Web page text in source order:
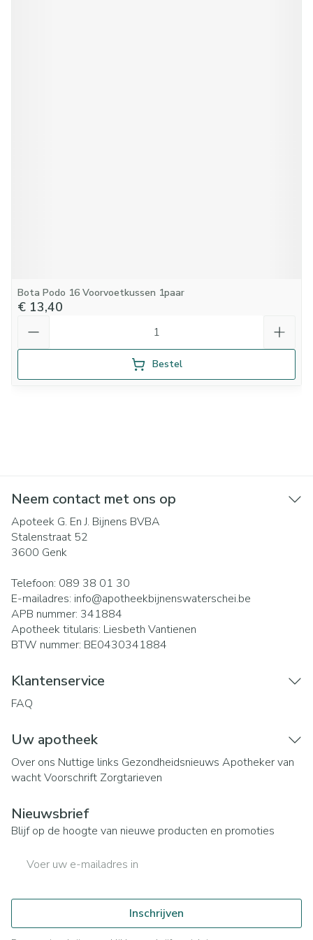
Bota Podo 16 Voorvoetkussen 1paar
€ 13,40
Bestel
Neem contact met ons op
Apoteek G. En J. Bijnens BVBA
Stalenstraat 52
3600 Genk
Telefoon: 089 38 01 30
E-mailadres: info@apotheekbijnenswaterschei.be
APB nummer: 341884
Apotheek titularis: Liesbeth Vantienen
BTW nummer: BE0430341884
Klantenservice
FAQ
Uw apotheek
Over ons Nuttige links Gezondheidsnieuws Apotheker van
wachtVoorschrift Zorgtarieven
Nieuwsbrief
Blijf op de hoogte van nieuwe producten en promoties
Inschrijven